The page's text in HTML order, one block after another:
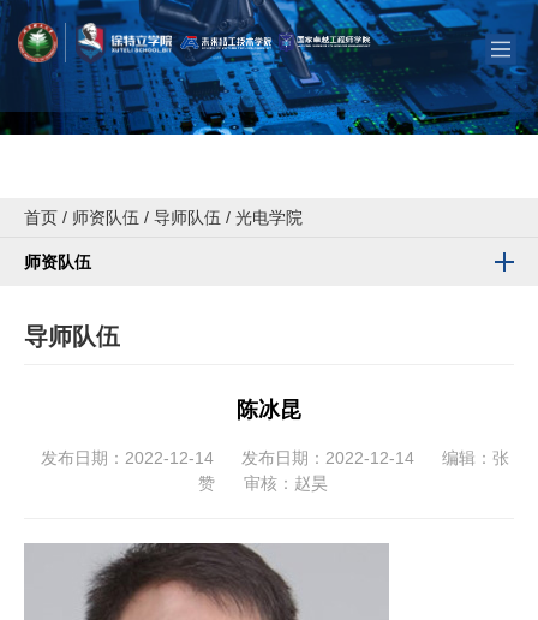
首页 / 师资队伍 / 导师队伍 / 光电学院
师资队伍
导师队伍
陈冰昆
发布日期：2022-12-14 发布日期：2022-12-14
编辑：张
赞
审核：赵昊